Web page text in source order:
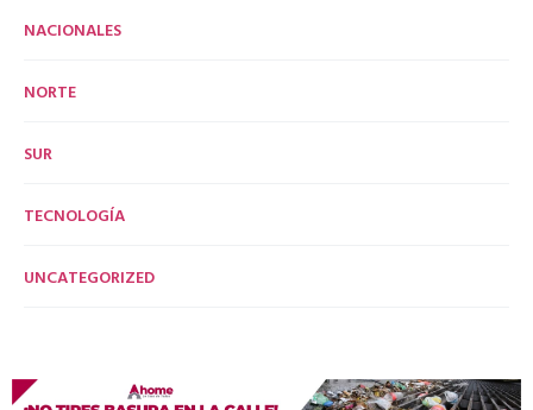
NACIONALES
NORTE
SUR
TECNOLOGÍA
UNCATEGORIZED